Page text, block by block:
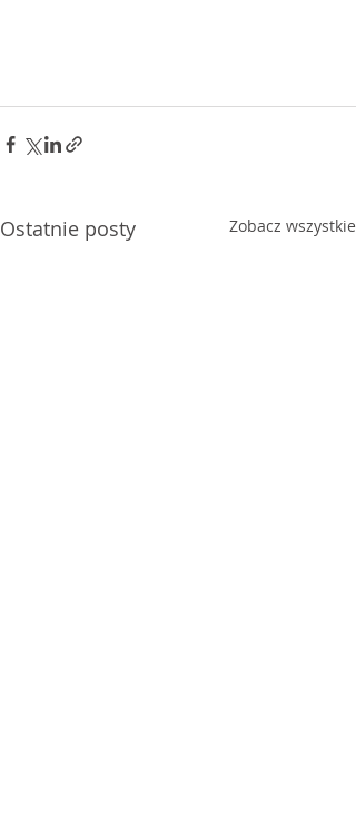
Ostatnie posty Zobacz wszystkie